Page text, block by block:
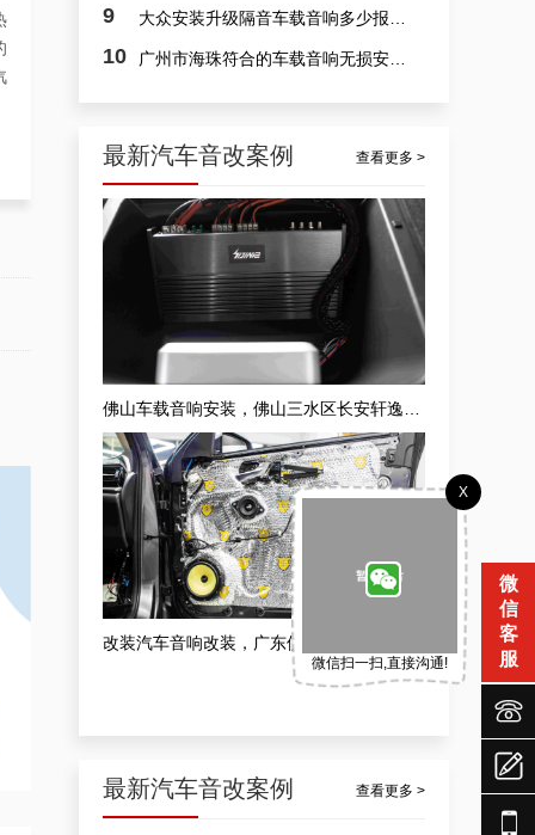
9
10
最新汽车音改案例 查看更多 >
最新汽车音改案例 查看更多 >
微
信
客
服
X
微信扫一扫,直接沟通!



